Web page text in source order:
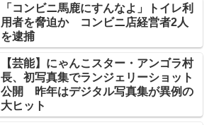
「コンビニ馬鹿にすんなよ」トイレ利
用者を脅迫か コンビニ店経営者2人
を逮捕
【芸能】にゃんこスター・アンゴラ村
長、初写真集でランジェリーショット
公開 昨年はデジタル写真集が異例の
大ヒット